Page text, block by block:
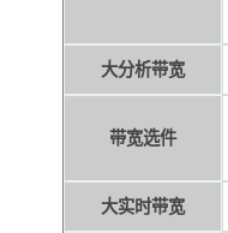
大分析带宽
带宽选件
大实时带宽